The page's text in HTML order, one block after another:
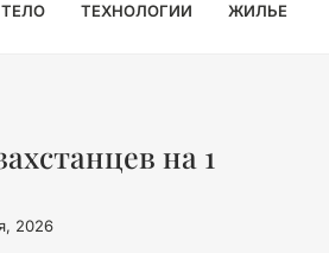
ТЕЛО ТЕХНОЛОГИИ ЖИЛЬЕ
на 1
2026